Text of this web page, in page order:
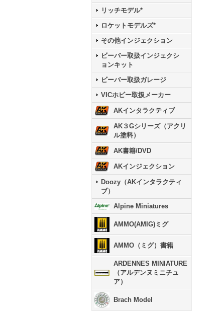
リッチモデル*
ロケットモデルズ*
その他インジェクション
ビーバー取扱インジェクシ
ョンキット
ビーバー取扱ガレージ
VICホビー取扱メーカー
AKインタラクティブ
AK３Gシリーズ（アクリ
ル塗料）
AK書籍/DVD
AKインジェクション
Doozy（AKインタラクティ
ブ）
Alpine Miniatures
AMMO(AMIG)ミグ
AMMO（ミグ）書籍
ARDENNES MINIATURE
（アルデンヌミニチュ
ア）
Brach Model